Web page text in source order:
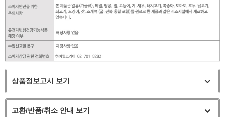
상품정보고시 보기
교환/반품/취소 안내 보기